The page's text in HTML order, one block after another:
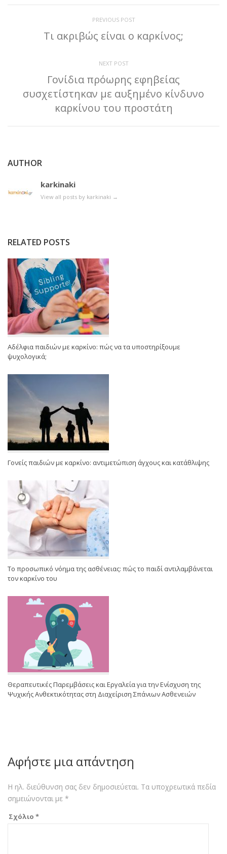
PREVIOUS POST
Τι ακριβώς είναι ο καρκίνος;
NEXT POST
Γονίδια πρόωρης εφηβείας
συσχετίστηκαν με αυξημένο κίνδυνο
καρκίνου του προστάτη
AUTHOR
karkinaki
View all posts by karkinaki →
RELATED POSTS
Αδέλφια παιδιών με καρκίνο: πώς να τα υποστηρίξουμε
ψυχολογικά;
Γονείς παιδιών με καρκίνο: αντιμετώπιση άγχους και κατάθλιψης
Το προσωπικό νόημα της ασθένειας: πώς το παιδί αντιλαμβάνεται
τον καρκίνο του
Θεραπευτικές Παρεμβάσεις και Εργαλεία για την Ενίσχυση της
Ψυχικής Ανθεκτικότητας στη Διαχείριση Σπάνιων Ασθενειών
Αφήστε μια απάντηση
Η ηλ. διεύθυνση σας δεν δημοσιεύεται. Τα υποχρεωτικά πεδία
σημειώνονται με *
Σχόλιο *